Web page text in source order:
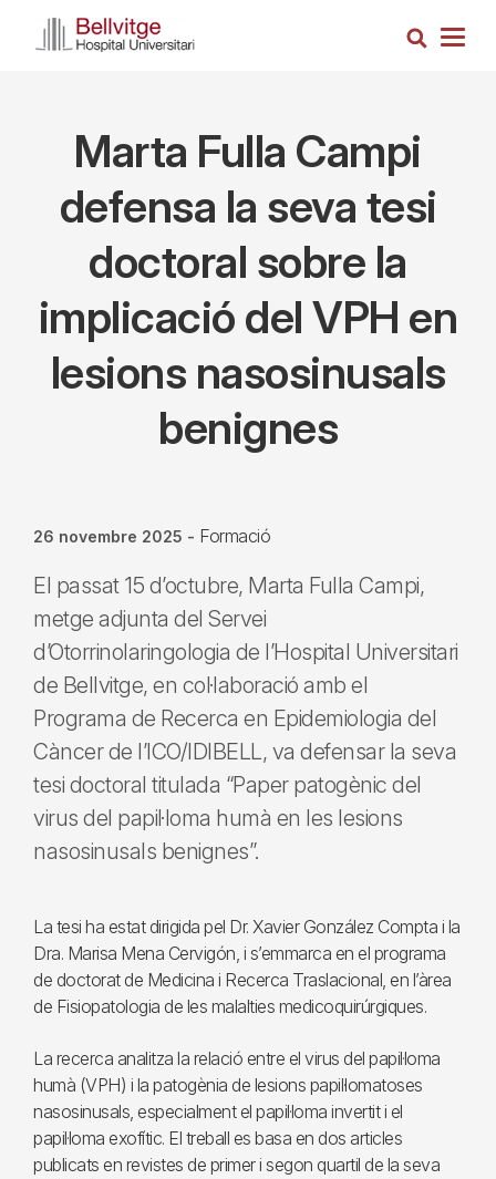
Cerca
Marta Fulla Campi
defensa la seva tesi
doctoral sobre la
implicació del VPH en
lesions nasosinusals
benignes
26 novembre 2025 - Formació
El passat 15 d’octubre, Marta Fulla Campi,
metge adjunta del Servei
d’Otorrinolaringologia de l’Hospital Universitari
de Bellvitge, en col·laboració amb el
Programa de Recerca en Epidemiologia del
Càncer de l’ICO/IDIBELL, va defensar la seva
tesi doctoral titulada “Paper patogènic del
virus del papil·loma humà en les lesions
nasosinusals benignes”.
La tesi ha estat dirigida pel Dr. Xavier González Compta i la
Dra. Marisa Mena Cervigón, i s’emmarca en el programa
de doctorat de Medicina i Recerca Traslacional, en l’àrea
de Fisiopatologia de les malalties medicoquirúrgiques.
La recerca analitza la relació entre el virus del papil·loma
humà (VPH) i la patogènia de lesions papil·lomatoses
nasosinusals, especialment el papil·loma invertit i el
papil·loma exofític. El treball es basa en dos articles
publicats en revistes de primer i segon quartil de la seva